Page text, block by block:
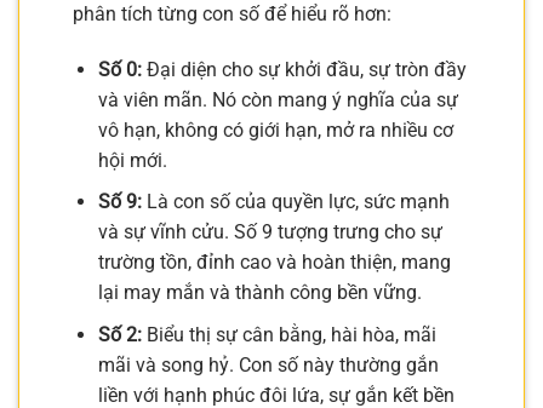
phân tích từng con số để hiểu rõ hơn:
Số 0:Đại diện cho sự khởi đầu, sự tròn đầy
và viên mãn. Nó còn mang ý nghĩa của sự
vô hạn, không có giới hạn, mở ra nhiều cơ
hội mới.
Số 9:Là con số của quyền lực, sức mạnh
và sự vĩnh cửu. Số 9 tượng trưng cho sự
trường tồn, đỉnh cao và hoàn thiện, mang
lại may mắn và thành công bền vững.
Số 2:Biểu thị sự cân bằng, hài hòa, mãi
mãi và song hỷ. Con số này thường gắn
liền với hạnh phúc đôi lứa, sự gắn kết bền